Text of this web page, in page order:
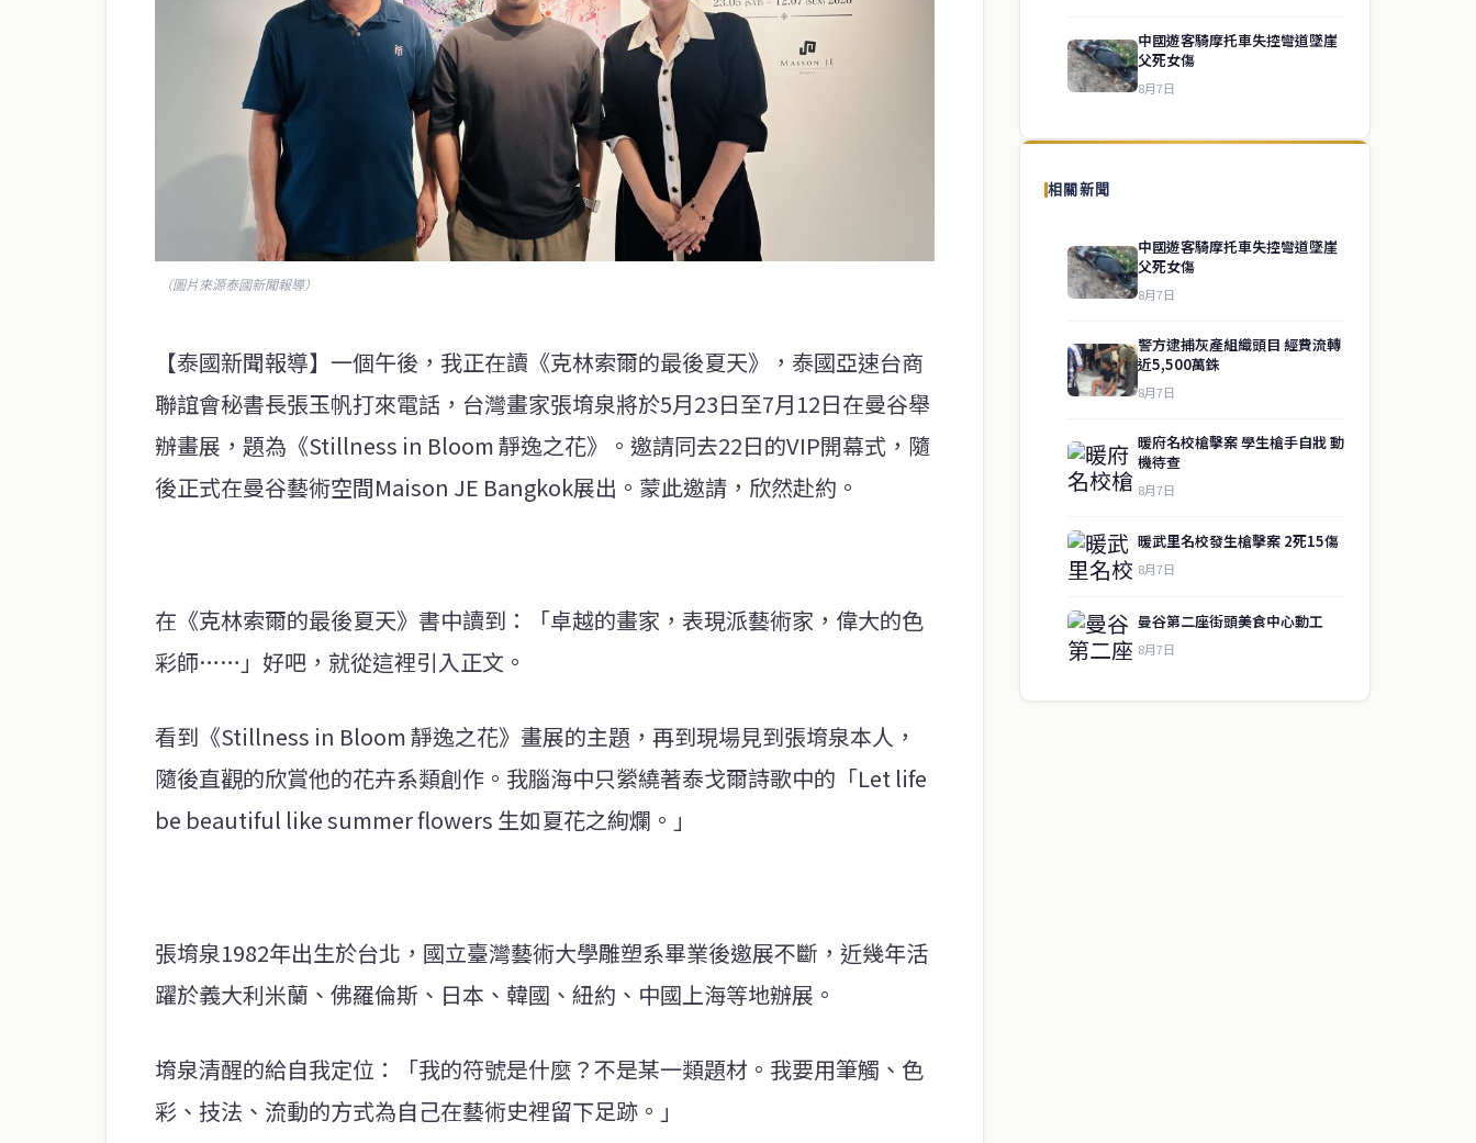
（圖片來源泰國新聞報導）
【泰國新聞報導】一個午後，我正在讀《克林索爾的最後夏天》，泰國亞速台商
聯誼會秘書長張玉帆打來電話，台灣畫家張堉泉將於5月23日至7月12日在曼谷舉
辦畫展，題為《Stillness in Bloom 靜逸之花》。邀請同去22日的VIP開幕式，隨
後正式在曼谷藝術空間Maison JE Bangkok展出。蒙此邀請，欣然赴約。
在《克林索爾的最後夏天》書中讀到：「卓越的畫家，表現派藝術家，偉大的色
彩師……」好吧，就從這裡引入正文。
看到《Stillness in Bloom 靜逸之花》畫展的主題，再到現場見到張堉泉本人，
隨後直觀的欣賞他的花卉系類創作。我腦海中只縈繞著泰戈爾詩歌中的「Let life
be beautiful like summer flowers 生如夏花之絢爛。」
張堉泉1982年出生於台北，國立臺灣藝術大學雕塑系畢業後邀展不斷，近幾年活
躍於義大利米蘭、佛羅倫斯、日本、韓國、紐約、中國上海等地辦展。
堉泉清醒的給自我定位：「我的符號是什麼？不是某一類題材。我要用筆觸、色
彩、技法、流動的方式為自己在藝術史裡留下足跡。」
中國遊客騎摩托車失控彎道墜崖
父死女傷
8月7日
相關新聞
中國遊客騎摩托車失控彎道墜崖
父死女傷
8月7日
警方逮捕灰產組織頭目 經費流轉
近5,500萬銖
8月7日
暖府名校槍擊案 學生槍手自戕 動
機待查
8月7日
暖武里名校發生槍擊案 2死15傷
8月7日
曼谷第二座街頭美食中心動工
8月7日